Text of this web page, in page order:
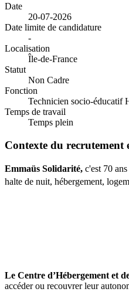
Date
20-07-2026
Date limite de candidature
-
Localisation
Île-de-France
Statut
Non Cadre
Fonction
Technicien socio-
Temps de travail
Temps plein
Contexte du recrutement
Emmaüs Solidarité, c'est 70
halte de nuit, hébergement,
Le Centre d’Hébergement et
accéder ou recouvrer leur